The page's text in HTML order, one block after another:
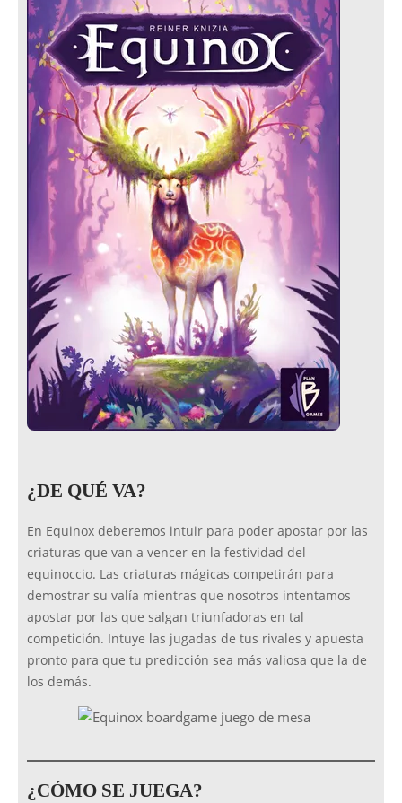
¿DE QUÉ VA?
En Equinox deberemos intuir para poder apostar por las
criaturas que van a vencer en la festividad del
equinoccio. Las criaturas mágicas competirán para
demostrar su valía mientras que nosotros intentamos
apostar por las que salgan triunfadoras en tal
competición. Intuye las jugadas de tus rivales y apuesta
pronto para que tu predicción sea más valiosa que la de
los demás.
¿CÓMO SE JUEGA?